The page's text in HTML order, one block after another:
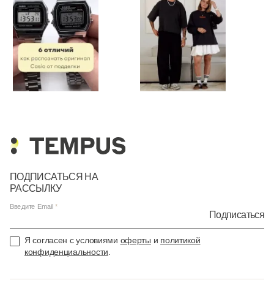
ПОДПИСАТЬСЯ НА
РАССЫЛКУ
Введите Email
Подписаться
Я согласен с условиями оферты и политикой
конфиденциальности.